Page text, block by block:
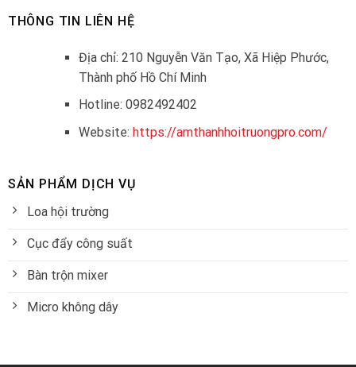
THÔNG TIN LIÊN HỆ
Địa chỉ: 210 Nguyễn Văn Tạo, Xã Hiệp Phước,
Thành phố Hồ Chí Minh
Hotline: 0982492402
Website:https://amthanhhoitruongpro.com/
SẢN PHẨM DỊCH VỤ
Loa hội trường
Cục đẩy công suất
Bàn trộn mixer
Micro không dây